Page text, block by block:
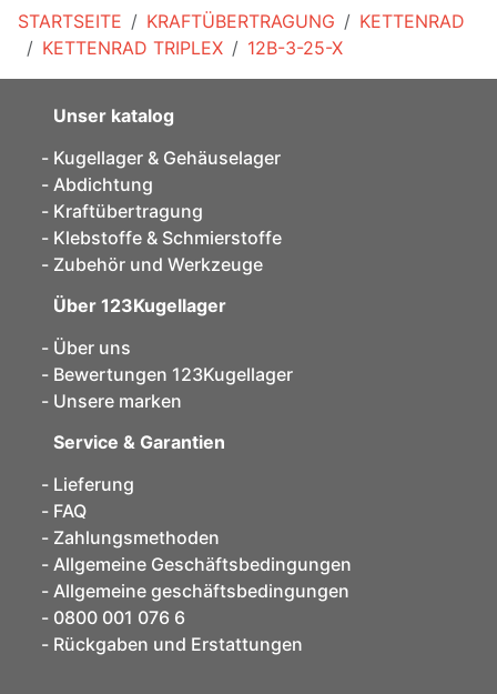
STARTSEITE KRAFTÜBERTRAGUNG
KETTENRAD
KETTENRAD TRIPLEX
12B-3-25-X
Unser katalog
Kugellager & Gehäuselager
Abdichtung
Kraftübertragung
Klebstoffe & Schmierstoffe
Zubehör und Werkzeuge
Über 123Kugellager
Über uns
Bewertungen 123Kugellager
Unsere marken
Service & Garantien
Lieferung
FAQ
Zahlungsmethoden
Allgemeine Geschäftsbedingungen
Allgemeine geschäftsbedingungen
0800 001 076 6
Rückgaben und Erstattungen